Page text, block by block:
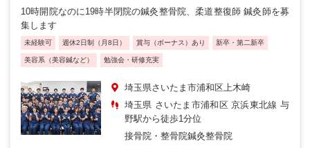
10時開院なのに19時半閉院の鍼灸整骨院、柔道整復師 鍼灸師を募
集します
未経験可 週休2日制（月8日） 賞与（ボーナス）あり 新卒・第二新卒
美容系（美容鍼など） 勉強会・研修充実
埼玉県さいたま市浦和区上木崎
埼玉県 さいたま市浦和区 京浜東北線 与
野駅から徒歩1分位
接骨院・整骨院鍼灸整骨院